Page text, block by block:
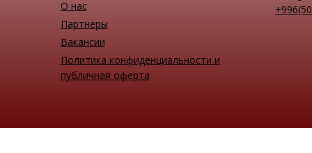
О нас
Партнеры
Вакансии
Политика конфиденциальности и
публичная оферта